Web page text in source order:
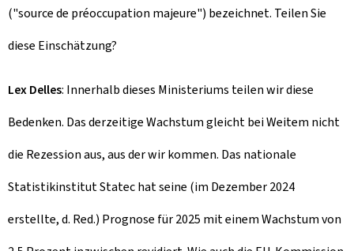
("source de préoccupation majeure") bezeichnet. Teilen Sie
diese Einschätzung?
Lex Delles: Innerhalb dieses Ministeriums teilen wir diese
Bedenken. Das derzeitige Wachstum gleicht bei Weitem nicht
die Rezession aus, aus der wir kommen. Das nationale
Statistikinstitut Statec hat seine (im Dezember 2024
erstellte, d. Red.) Prognose für 2025 mit einem Wachstum von